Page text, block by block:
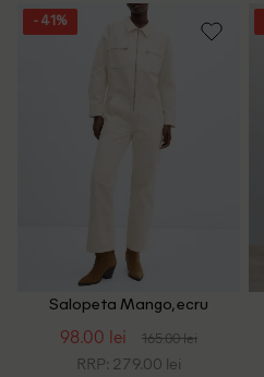
- 41%
Salopeta Mango, ecru
98.00 lei 165.00 lei
RRP: 279.00 lei